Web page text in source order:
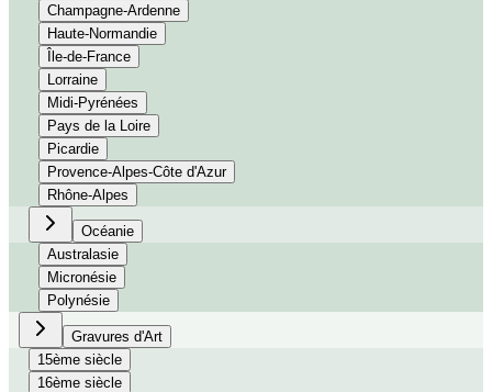
Champagne-Ardenne
Haute-Normandie
Île-de-France
Lorraine
Midi-Pyrénées
Pays de la Loire
Picardie
Provence-Alpes-Côte d'Azur
Rhône-Alpes
Océanie
Australasie
Micronésie
Polynésie
Gravures d'Art
15ème siècle
16ème siècle